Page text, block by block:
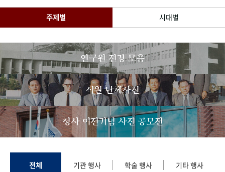
간행물 변천사
기록물 아카이브
사진 아카이브 문서 기록물 행정박물 영상 기록물
50+1 주년 기념
성과 50선 숫자로 보는 50년
세계와 함께 한 KIHASA
주제별 시대별
연구원 전경 모음
직원 단체사진
청사 이전기념 사진 공모전
전체 기관 행사 학술 행사 기타 행사